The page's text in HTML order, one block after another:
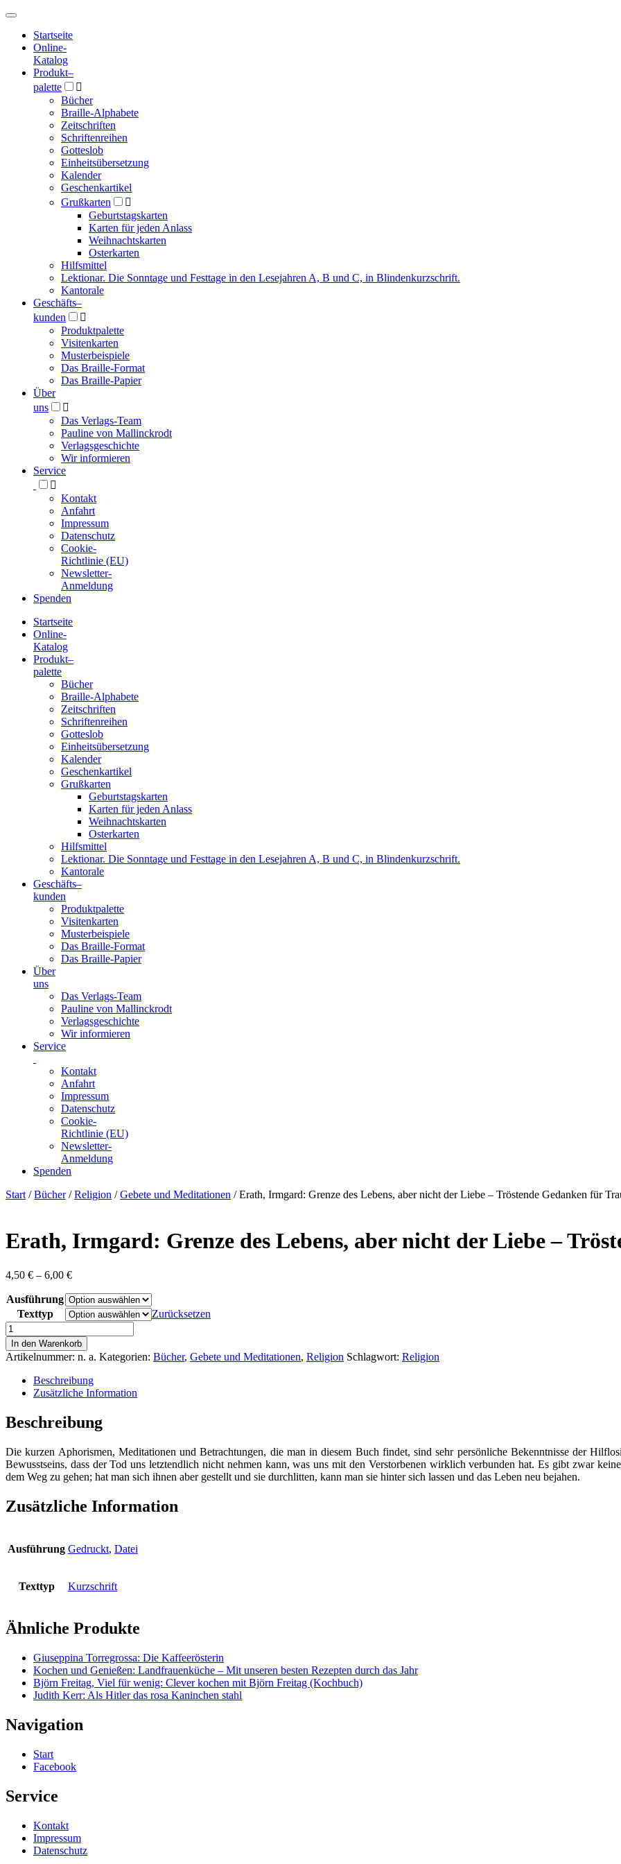
Hauptmenü
Hauptmenü
Startseite
Online-
Katalog
Produkt–
palette

Bücher
Braille-Alphabete
Zeitschriften
Schriftenreihen
Gotteslob
Einheitsübersetzung
Kalender
Geschenkartikel
Grußkarten

Geburtstagskarten
Karten für jeden Anlass
Weihnachtskarten
Osterkarten
Hilfsmittel
Lektionar. Die Sonntage und Festtage in den Lesejahren A, B und C, in Blindenkurzschrift.
Kantorale
Geschäfts­–
kunden

Produktpalette
Visitenkarten
Musterbeispiele
Das Braille-Format
Das Braille-Papier
Über
uns

Das Verlags-Team
Pauline von Mallinckrodt
Verlagsgeschichte
Wir informieren
Service

Kontakt
Anfahrt
Impressum
Datenschutz
Cookie-
Richtlinie (EU)
Newsletter-
Anmeldung
Spenden
Blindenschrift-
Verlag
Druckerei
gGmbH
Startseite
Online-
Katalog
Produkt–
palette
Bücher
Braille-Alphabete
Zeitschriften
Schriftenreihen
Gotteslob
Einheitsübersetzung
Kalender
Geschenkartikel
Grußkarten
Geburtstagskarten
Karten für jeden Anlass
Weihnachtskarten
Osterkarten
Hilfsmittel
Lektionar. Die Sonntage und Festtage in den Lesejahren A, B und C, in Blindenkurzschrift.
Kantorale
Geschäfts­–
kunden
Produktpalette
Visitenkarten
Musterbeispiele
Das Braille-Format
Das Braille-Papier
Über
uns
Das Verlags-Team
Pauline von Mallinckrodt
Verlagsgeschichte
Wir informieren
Service
Kontakt
Anfahrt
Impressum
Datenschutz
Cookie-
Richtlinie (EU)
Newsletter-
Anmeldung
Spenden
Skip
Start /Bücher/Religion /Gebete und Meditationen / Erath, Irmgard: Grenze des Lebens, aber nicht der Liebe – Tröstende Gedanken für
Erath, Irmgard: Grenze des Lebens, aber nicht der Liebe –
4,50 € – 6,00 €Preisspanne:
bis
6,00 €
Ausführung
Texttyp
Zurücksetzen
Erath,
Irmgard:
Grenze
des
Lebens,
aber
der
Liebe
Tröstende
Gedanken
für
Menge
In den Warenkorb
Artikelnummer: n. a. Kategorien: Bücher, Gebete und Meditationen, Religion Schlagwort: Religion
Beschreibung
Zusätzliche Information
Beschreibung
Die kurzen Aphorismen, Meditationen und Betrachtungen, die man in diesem Buch findet, sind sehr persönliche Bekenntnisse der
Bewusstseins, dass der Tod uns letztendlich nicht nehmen kann, was uns mit den Verstorbenen wirklich verbunden hat. Es gibt zwar
dem Weg zu gehen; hat man sich ihnen aber gestellt und sie durchlitten, kann man sie hinter sich lassen und das Leben neu bejahen.
Zusätzliche Information
Ausführung Gedruckt, Datei
Texttyp Kurzschrift
Ähnliche Produkte
Giuseppina Torregrossa: Die Kaffeerösterin
Kochen und Genießen: Landfrauenküche – Mit unseren besten Rezepten durch das Jahr
Björn Freitag, Viel für wenig: Clever kochen mit Björn Freitag (Kochbuch)
Judith Kerr: Als Hitler das rosa Kaninchen stahl
Navigation
Start
Facebook
Service
Kontakt
Impressum
Datenschutz